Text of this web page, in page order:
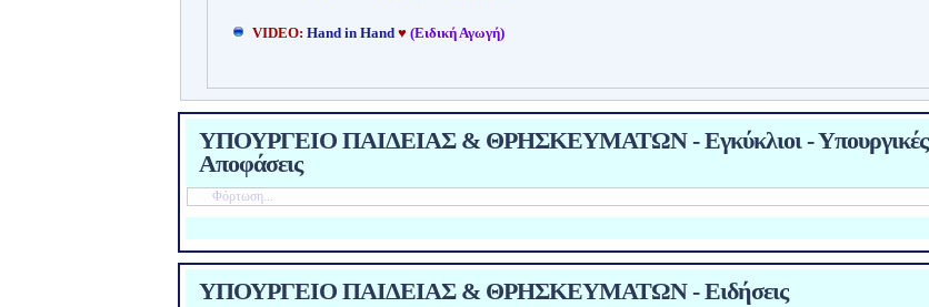
VIDEO: Hand in Hand♥ (Ειδική Αγωγή)
ΥΠΟΥΡΓΕΙΟ ΠΑΙΔΕΙΑΣ & ΘΡΗΣΚΕΥΜΑΤΩΝ - Εγκύκλιοι - Υπουργικές
Αποφάσεις
Φόρτωση...
ΥΠΟΥΡΓΕΙΟ ΠΑΙΔΕΙΑΣ & ΘΡΗΣΚΕΥΜΑΤΩΝ - Ειδήσεις